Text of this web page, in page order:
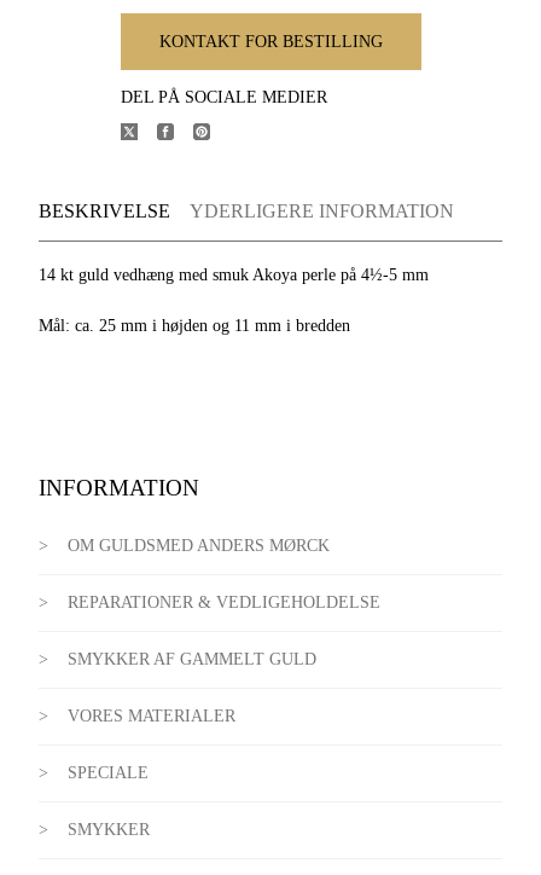
KONTAKT FOR BESTILLING
DEL PÅ SOCIALE MEDIER
BESKRIVELSE YDERLIGERE INFORMATION
14 kt guld vedhæng med smuk Akoya perle på 4½-5 mm
Mål: ca. 25 mm i højden og 11 mm i bredden
INFORMATION
OM GULDSMED ANDERS MØRCK
REPARATIONER & VEDLIGEHOLDELSE
SMYKKER AF GAMMELT GULD
VORES MATERIALER
SPECIALE
SMYKKER